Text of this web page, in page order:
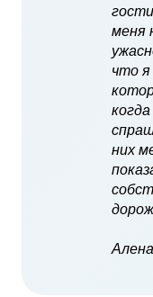
меня
что я
них